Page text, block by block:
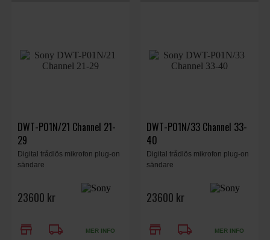
DWT-P01N/21 Channel 21-
29
Digital trådlös mikrofon plug-on
sändare
23600 kr
store local_shipping MER INFO
DWT-P01N/33 Channel 33-
40
Digital trådlös mikrofon plug-on
sändare
23600 kr
store local_shipping MER INFO